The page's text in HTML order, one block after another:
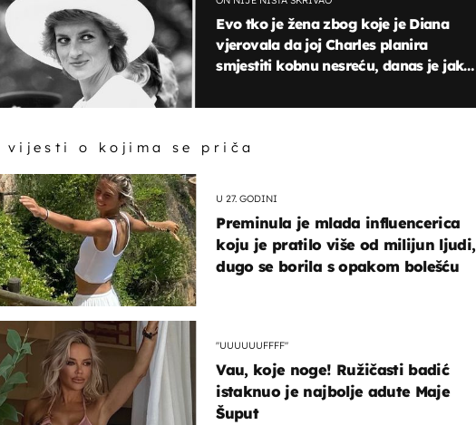
Evo tko je žena zbog koje je Diana
vjerovala da joj Charles planira
smjestiti kobnu nesreću, danas je jako
vijesti o kojima se priča
U 27. GODINI
Preminula je mlada influencerica
koju je pratilo više od milijun ljudi,
dugo se borila s opakom bolešću
"UUUUUUFFFF"
Vau, koje noge! Ružičasti badić
istaknuo je najbolje adute Maje
Šuput